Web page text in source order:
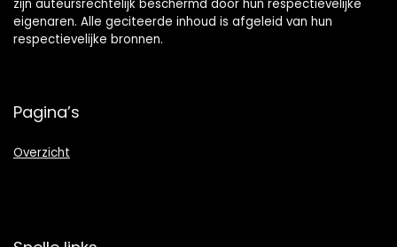
zijn auteursrechtelijk beschermd door hun respectievelijke
eigenaren. Alle geciteerde inhoud is afgeleid van hun
respectievelijke bronnen.
Pagina’s
Overzicht